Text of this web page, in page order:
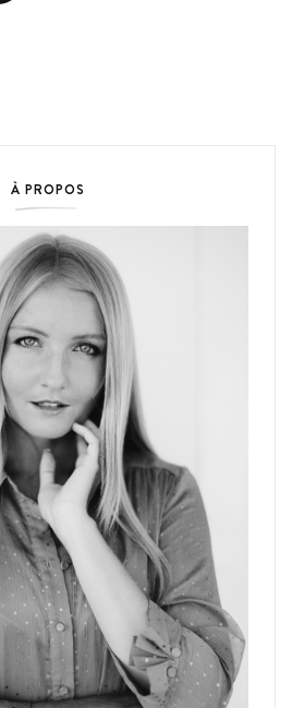
À PROPOS